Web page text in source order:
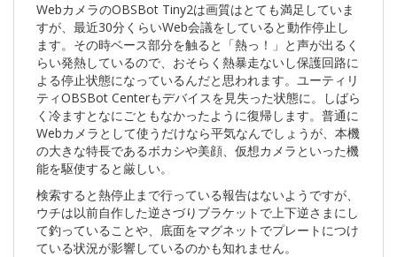
WebカメラのOBSBot Tiny2は画質はとても満足していま
すが、最近30分くらいWeb会議をしていると動作停止し
ます。その時ベース部分を触ると「熱っ！」と声が出るく
らい発熱しているので、おそらく熱暴走ないし保護回路に
よる停止状態になっているんだと思われます。ユーティリ
ティOBSBot Centerもデバイスを見失った状態に。しばら
く冷ますとなにごともなかったように復帰します。普通に
Webカメラとして使うだけなら平気なんでしょうが、本機
の大きな特長であるボカシや美顔、仮想カメラといった機
能を駆使すると厳しい。
検索すると熱停止まで行っている報告はないようですが、
ウチは以前自作した逆さづりブラケットで上下逆さまにし
て釣っていることや、底面をマグネットでプレートにつけ
ている状況が影響しているのかも知れません。